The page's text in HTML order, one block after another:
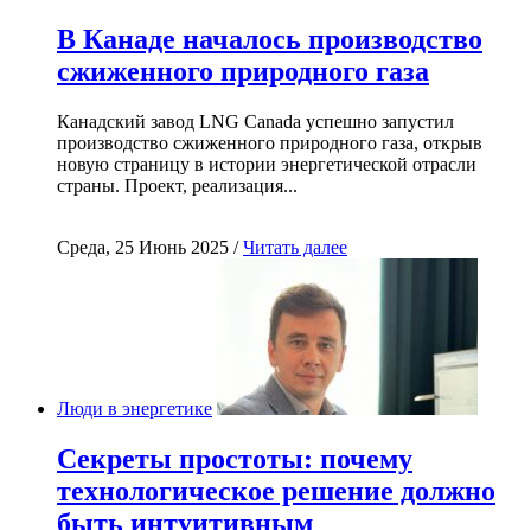
В Канаде началось производство
сжиженного природного газа
Канадский завод LNG Canada успешно запустил
производство сжиженного природного газа, открыв
новую страницу в истории энергетической отрасли
страны. Проект, реализация...
Среда, 25 Июнь 2025 /Читать далее
Люди в энергетике
Секреты простоты: почему
технологическое решение должно
быть интуитивным